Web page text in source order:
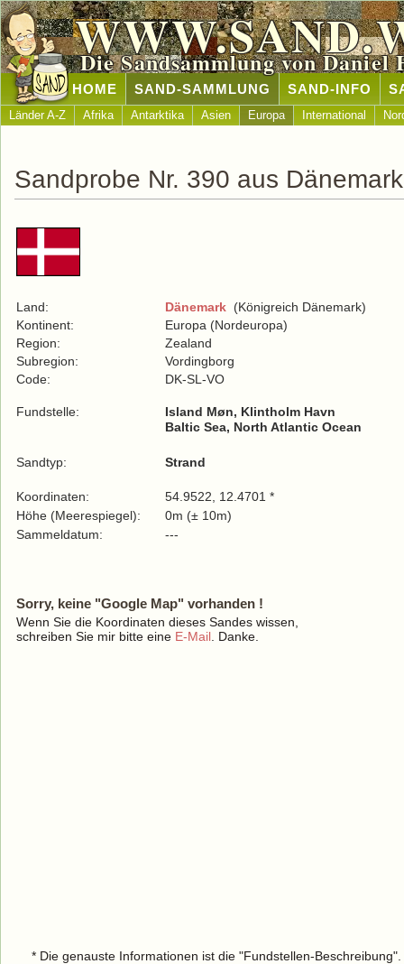
Die Sandsammlung von Daniel
HOME SAND-SAMMLUNG SAND-INFO
Länder A-Z Afrika Antarktika Asien Europa International
Sandprobe Nr. 390 aus Dänemark
Land: Dänemark (Königreich Dänemark)
Kontinent:
Europa (Nordeuropa)
Region:
Zealand
Subregion:
Vordingborg
Code:
DK-SL-VO
Fundstelle:
Island Møn, Klintholm Havn
Baltic Sea, North Atlantic Ocean
Sandtyp: Strand
Koordinaten:
54.9522, 12.4701 *
Höhe (Meerespiegel):
0m (± 10m)
Sammeldatum:
---
Sorry, keine "Google Map" vorhanden !
Wenn Sie die Koordinaten dieses Sandes wissen,
schreiben Sie mir bitte eine E-Mail . Danke.
* Die genauste Informationen ist die "Fundstellen-